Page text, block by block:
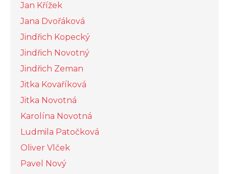
Jan Křížek
Jana Dvořáková
Jindřich Kopecký
Jindřich Novotný
Jindřich Zeman
Jitka Kovaříková
Jitka Novotná
Karolína Novotná
Ludmila Patočková
Oliver Vlček
Pavel Nový